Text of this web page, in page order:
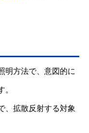
明方法で、意図的に
。
、拡散反射する対象